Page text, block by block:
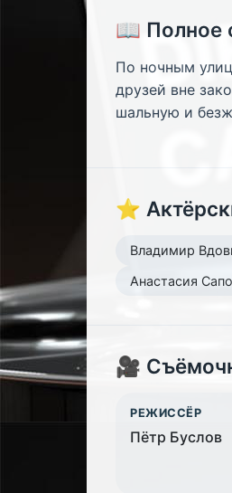
📖 Полное
По ночным
друзей вне
шальную и
⭐
Владимир
Анастасия
🎥
РЕЖИССЁР
Пётр Буслов